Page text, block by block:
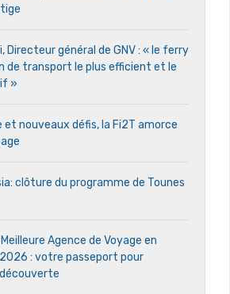
Directeur général de GNV : « le ferry
de transport le plus efficient et le
»
et nouveaux défis, la Fi2T amorce
clôture du programme de Tounes
Agence de Voyage en
: votre passeport pour
découverte